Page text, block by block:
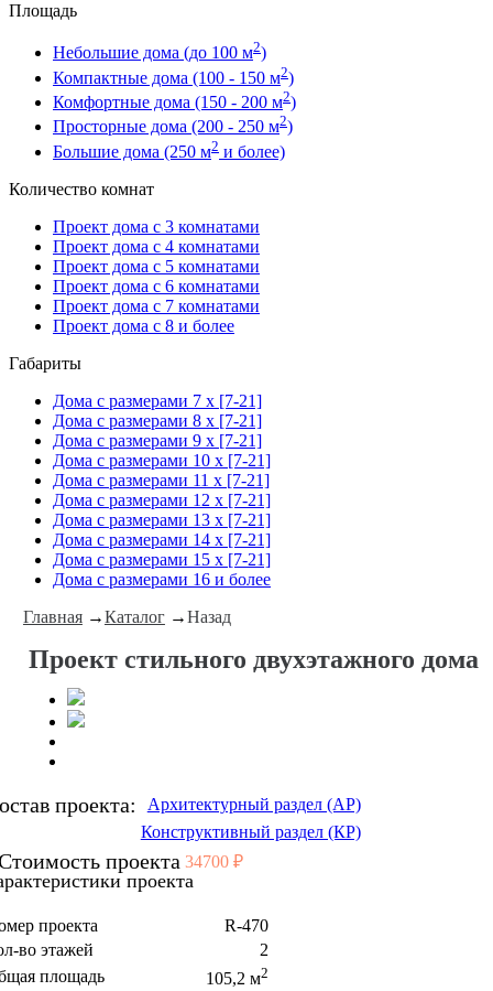
Площадь
Небольшие дома (до 100 м2)
Компактные дома (100 - 150 м2)
Комфортные дома (150 - 200 м2)
Просторные дома (200 - 250 м2)
Большие дома (250 м2 и более)
Количество комнат
Проект дома с 3 комнатами
Проект дома с 4 комнатами
Проект дома с 5 комнатами
Проект дома с 6 комнатами
Проект дома с 7 комнатами
Проект дома с 8 и более
Габариты
Дома с размерами 7 x [7-21]
Дома с размерами 8 x [7-21]
Дома с размерами 9 x [7-21]
Дома с размерами 10 x [7-21]
Дома с размерами 11 x [7-21]
Дома с размерами 12 x [7-21]
Дома с размерами 13 x [7-21]
Дома с размерами 14 x [7-21]
Дома с размерами 15 x [7-21]
Дома с размерами 16 и более
Главная→Каталог→Назад
Проект стильного двухэтажного дома
проекта:
Архитектурный раздел (АР)
Конструктивный раздел (КР)
проекта 34700 ₽
проекта
проекта
R-470
во этажей
2
площадь
105,2 м2